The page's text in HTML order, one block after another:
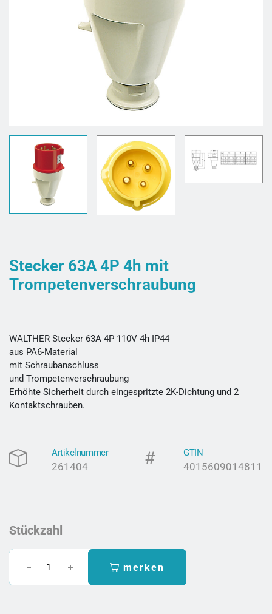
Stecker 63A 4P 4h mit
Trompetenverschraubung
WALTHER Stecker 63A 4P 110V 4h IP44
aus PA6-Material
mit Schraubanschluss
und Trompetenverschraubung
Erhöhte Sicherheit durch eingespritzte 2K-Dichtung und 2
Kontaktschrauben.
Artikelnummer
261404
GTIN
4015609014811
Stückzahl
merken